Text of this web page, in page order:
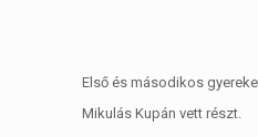
Első és másodikos
Mikulás Kupán vett részt.